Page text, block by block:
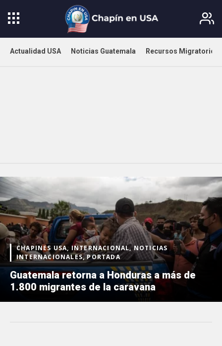
Actualidad USA Noticias Guatemala Recursos Migratorios
CHAPINES USA, INTERNACIONAL, NOTICIAS
INTERNACIONALES, PORTADA
Guatemala retorna a Honduras a más de
1.800 migrantes de la caravana